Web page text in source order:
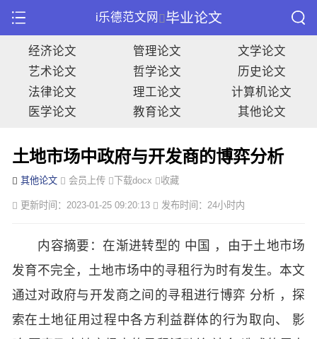
i乐德范文网 毕业论文
经济论文 管理论文
文学论文
艺术论文
哲学论文
历史论文
法律论文
理工论文
计算机论文
医学论文
教育论文 其他论文
土地市场中政府与开发商的博弈分析
其他论文 会员上传 下载docx 收藏
更新时间：2023-01-25 09:20:13 发布时间：24小时内
内容摘要：在渐进转型的 中国 ，由于土地市场
发育不完全，土地市场中的寻租行为时有发生。本文
通过对政府与开发商之间的寻租进行博弈 分析 ，探
索在土地征用过程中各方利益群体的行为取向、 影